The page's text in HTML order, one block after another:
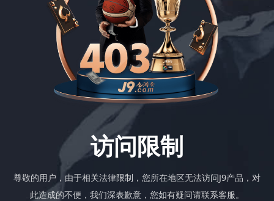
访问限制
尊敬的用户，由于相关法律限制，您所在地区无法访问J9产品，对
此造成的不便，我们深表歉意，您如有疑问请联系客服。